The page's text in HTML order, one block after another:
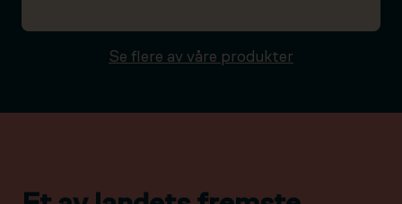
Se flere av våre produkter